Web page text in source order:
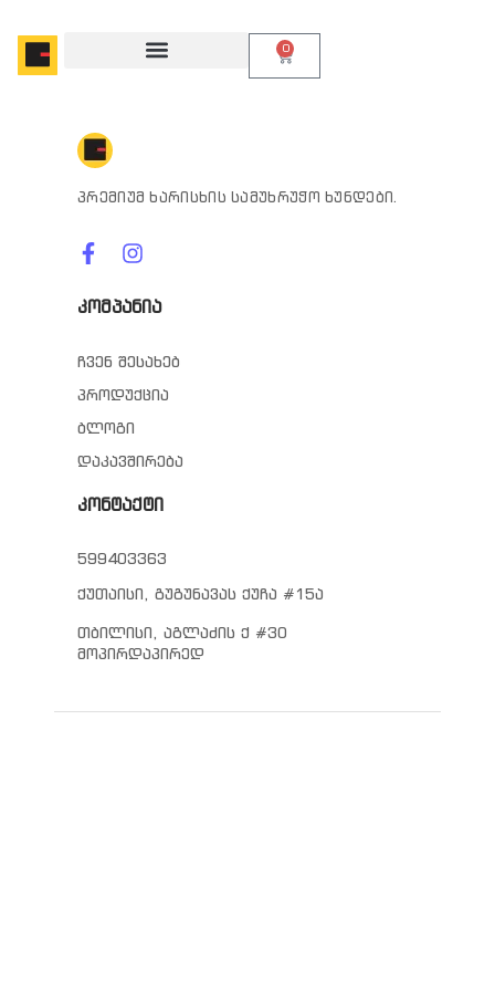
0
პრემიუმ ხარისხის სამუხრუჭო ხუნდები.
კომპანია
ჩვენ შესახებ
პროდუქცია
ბლოგი
დაკავშირება
კონტაქტი
599403363
ქუთაისი, გუგუნავას ქუჩა #15ა
თბილისი, აგლაძის ქ #30
მოპირდაპირედ